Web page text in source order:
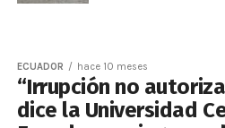
ECUADOR hace 10 meses
“Irrupción no
dice la Universidad